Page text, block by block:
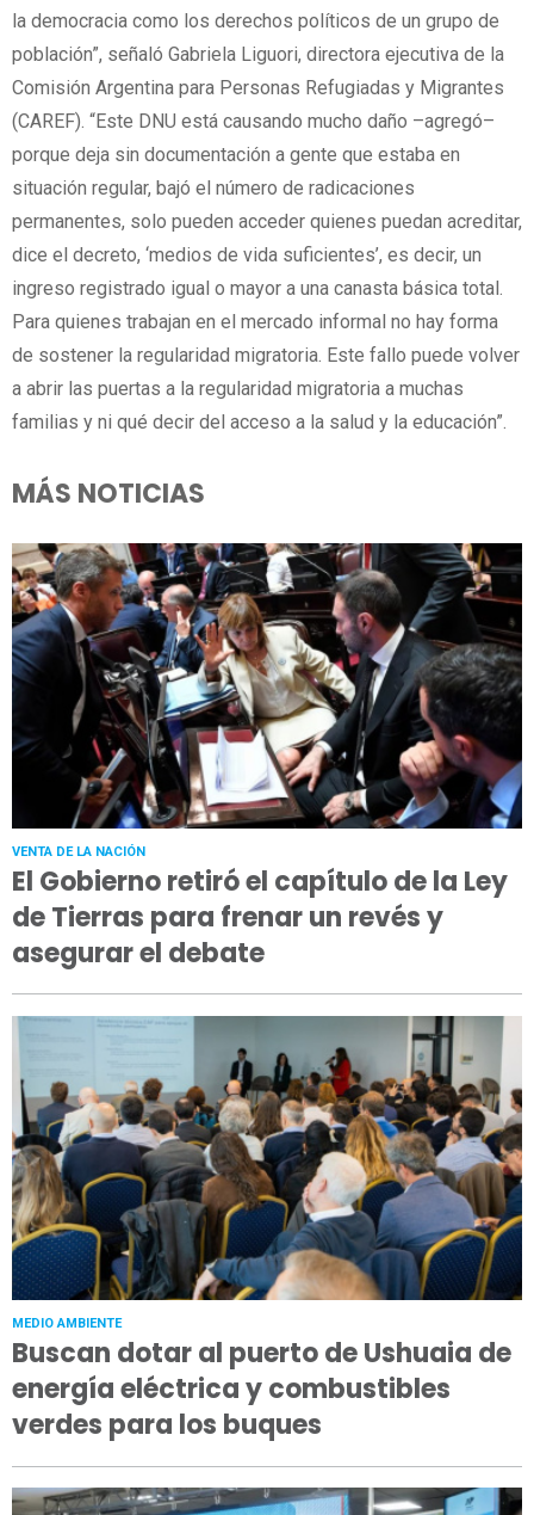
la democracia como los derechos políticos de un grupo de
población”, señaló Gabriela Liguori, directora ejecutiva de la
Comisión Argentina para Personas Refugiadas y Migrantes
(CAREF). “Este DNU está causando mucho daño –agregó–
porque deja sin documentación a gente que estaba en
situación regular, bajó el número de radicaciones
permanentes, solo pueden acceder quienes puedan acreditar,
dice el decreto, ‘medios de vida suficientes’, es decir, un
ingreso registrado igual o mayor a una canasta básica total.
Para quienes trabajan en el mercado informal no hay forma
de sostener la regularidad migratoria. Este fallo puede volver
a abrir las puertas a la regularidad migratoria a muchas
familias y ni qué decir del acceso a la salud y la educación”.
MÁS NOTICIAS
VENTA DE LA NACIÓN
El Gobierno retiró el capítulo de la Ley
de Tierras para frenar un revés y
asegurar el debate
MEDIO AMBIENTE
Buscan dotar al puerto de Ushuaia de
energía eléctrica y combustibles
verdes para los buques